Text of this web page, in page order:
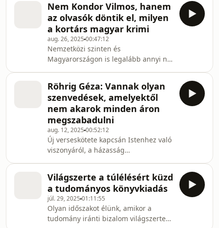
május végén bemutatott Alétheia él
egy különleges családregény, amely
egyszerre beszél a történelem egyik
legvészterhesebb korszakáról egy
budapesti zsidó család történetén
keresztül, és arról is, miként ismétli
magát a történelem. A Rio de
Janeiróban szület
Nem Kondor Vilmos, hanem
az olvasók döntik el, milyen
a kortárs magyar krimi
aug. 26, 2025 00:47:12
Nemzetközi szinten és
Magyarországon is legalább annyi női
végre reneszánszát éli itthon is. Egyre
több kötet jelenik meg és egyre több
az új szerző. Mindeközben jól látszik,
hogy szomjaznak az olvasók a
sorozatokra, bár a „stand alone”
vagyis az egyrészes kötetek is
kelendőek. Mintha az utóbbi időben
bátrabban mernének szakítani
Röhrig Géza: Vannak olyan
szenvedések, amelyektől
nem akarok minden áron
megszabadulni
aug. 12, 2025 00:52:12
Új verseskötete kapcsán Istenhez való
viszonyáról, a házasság
arról is mesél a Buksóban Röhrig
Géza, hogy a megbocsátás sajtója
talán túlontúl is jó. A két évtizedes
New York-i tartózkodás után idén
hazatelepülő szerző három versét fel
Világszerte a túlélésért küzd
a tudományos könyvkiadás
júl. 29, 2025 01:11:55
Olyan időszakot élünk, amikor a
tudomány iránti bizalom világszerte